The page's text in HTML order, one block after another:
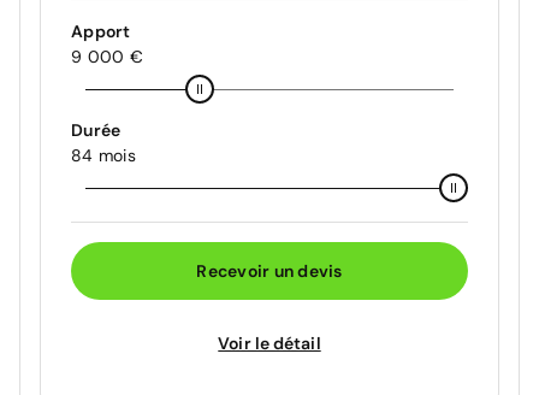
Apport
9 000 €
Durée
84 mois
Recevoir un devis
Voir le détail